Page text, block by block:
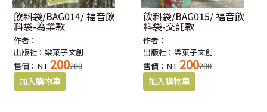
飲料袋/BAG014/ 福音飲
料袋-為業款
作者：
出版社：樂菓子文創
售價：NT 200200
飲料袋/BAG015/ 福音飲
料袋-交託款
作者：
出版社：樂菓子文創
售價：NT 200200